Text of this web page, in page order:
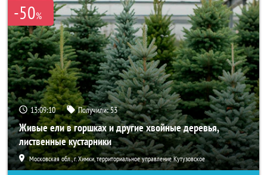
-50%
13:09:09 Получили:53
Живые ели в горшках и другие хвойные деревья,
лиственные кустарники
Московская обл., г. Химки, территориальное управление Кутузовское